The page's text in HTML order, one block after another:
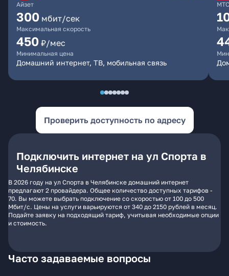
Айзет
300 мбит/сек
Максимальная скорость
450 ₽/мес
Минимальная цена
Домашний интернет, ТВ, мобильная связь
МТС
Проверить доступность по адресу
Подключить интернет на ул Спорта в
Челябинске
В 2026 году на ул Спорта в Челябинске домашний интернет
предлагают 2 провайдера. Общее количество доступных тарифов -
70. Вы можете выбрать подключение со скоростью от 100 до 500
Мбит/с. Цены на услуги варьируются от 340 до 2150 рублей в месяц.
Подайте заявку на подходящий тариф, учитывая необходимые опции
и стоимость.
Часто задаваемые вопросы